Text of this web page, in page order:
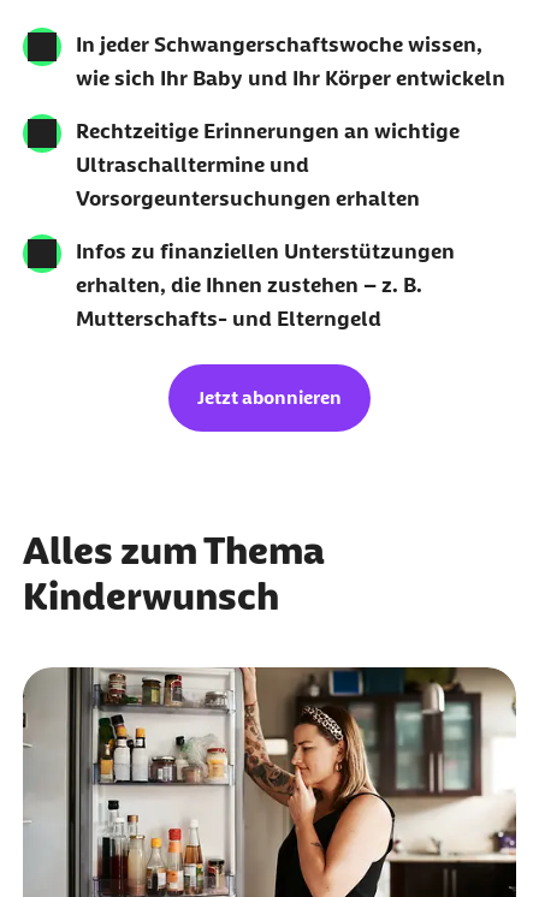
In jeder Schwangerschaftswoche wissen,
wie sich Ihr Baby und Ihr Körper entwickeln
Rechtzeitige Erinnerungen an wichtige
Ultraschalltermine und
Vorsorgeuntersuchungen erhalten
Infos zu finanziellen Unterstützungen
erhalten, die Ihnen zustehen – z. B.
Mutterschafts- und Elterngeld
Jetzt abonnieren
Alles zum Thema
Kinderwunsch